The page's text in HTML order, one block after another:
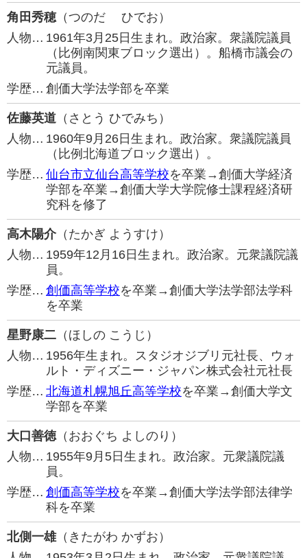
角田秀穂（つのだ ひでお）
人物… 1961年3月25日生まれ。政治家。衆議院議員
（比例南関東ブロック選出）。船橋市議会の
元議員。
学歴… 創価大学法学部を卒業
佐藤英道 （さとう ひでみち）
人物… 1960年9月26日生まれ。政治家。衆議院議員
（比例北海道ブロック選出）。
学歴… 仙台市立仙台高等学校を卒業→創価大学経済
学部を卒業→創価大学大学院修士課程経済研
究科を修了
高木陽介（たかぎ ようすけ）
人物… 1959年12月16日生まれ。政治家。元衆議院議
員。
学歴… 創価高等学校を卒業→創価大学法学部法学科
を卒業
星野康二 （ほしの こうじ）
人物… 1956年生まれ。スタジオジブリ元社長、ウォ
ルト・ディズニー・ジャパン株式会社元社長
学歴… 北海道札幌旭丘高等学校を卒業→創価大学文
学部を卒業
大口善徳（おおぐち よしのり）
人物… 1955年9月5日生まれ。政治家。元衆議院議
員。
学歴… 創価高等学校を卒業→創価大学法学部法律学
科を卒業
北側一雄（きたがわ かずお）